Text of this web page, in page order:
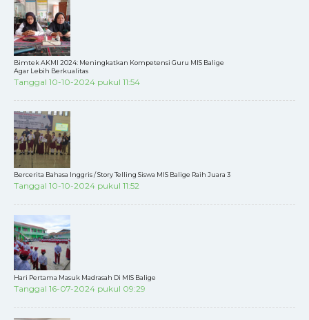
Bimtek AKMI 2024: Meningkatkan Kompetensi Guru MIS Balige
Agar Lebih Berkualitas
Tanggal 10-10-2024 pukul 11:54
Bercerita Bahasa Inggris / Story Telling Siswa MIS Balige Raih Juara 3
Tanggal 10-10-2024 pukul 11:52
Hari Pertama Masuk Madrasah Di MIS Balige
Tanggal 16-07-2024 pukul 09:29